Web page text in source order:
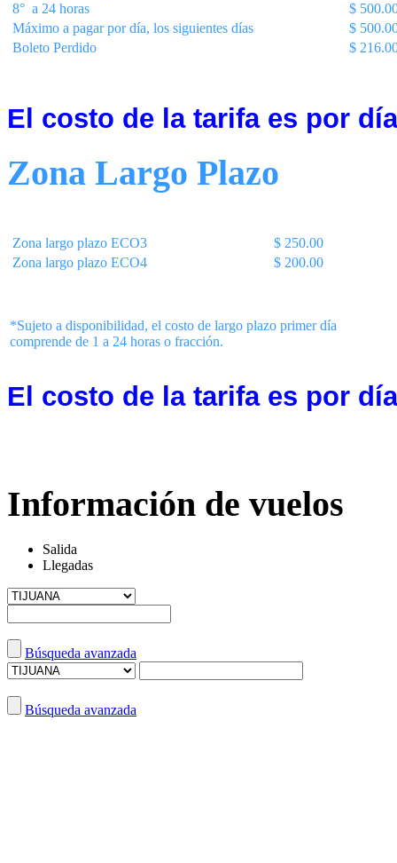
8° a 24 horas
$
Máximo a pagar por día, los siguientes días
$
Boleto Perdido
$
El costo de la tarifa es por
Zona Largo Plazo
Zona largo plazo ECO3
$ 250.00
Zona largo plazo ECO4
$ 200.00
*Sujeto a disponibilidad, el costo de largo plazo primer día
comprende de 1 a 24 horas o fracción.
El costo de la tarifa es por
Información de vuelos
Salida
Llegadas
Búsqueda avanzada
Búsqueda avanzada